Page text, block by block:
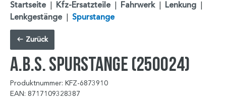
Startseite | Kfz-Ersatzteile | Fahrwerk | Lenkung |
Lenkgestänge | Spurstange
Zurück
A.B.S. Spurstange (250024)
Produktnummer: KFZ-6873910
EAN: 8717109328387